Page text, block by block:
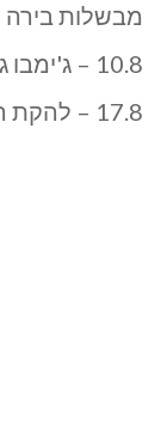
מבשלות בירה
10.8 – ג'ימבו ג'יי עם להקת ספא,
17.8 – להקת הדג נחש, בשיתוף בימות פיס.